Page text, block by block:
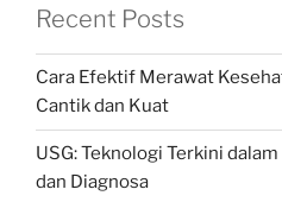
Recent Posts
Cara Efektif Merawat
Cantik dan Kuat
USG: Teknologi Terkini
dan Diagnosa